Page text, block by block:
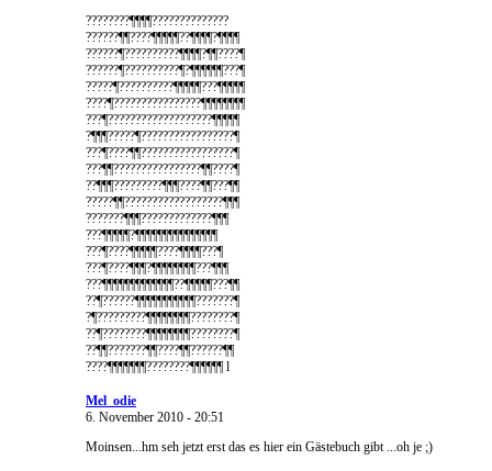
????????¶¶¶¶??????????????
??????¶¶????¶¶¶¶¶??¶¶¶¶?¶¶¶¶
??????¶??????????¶¶¶¶?¶¶????¶
??????¶??????????¶?¶¶¶¶¶¶???¶
?????¶??????????¶¶¶¶¶???¶¶¶¶¶
????¶????????????????¶¶¶¶¶¶¶¶
???¶???????????????????¶¶¶¶¶
?¶¶¶?????¶?????????????????¶
???¶????¶¶?????????????????¶
???¶¶????????????????¶¶????¶
??¶¶¶?????????¶¶¶????¶¶???¶¶
?????¶¶??????????????????¶¶¶
???????¶¶¶?????????????¶¶¶
???¶¶¶¶¶?¶¶¶¶¶¶¶¶¶¶¶¶¶¶¶
???¶????¶¶¶¶¶????¶¶¶¶???¶
???¶????¶¶¶?¶¶¶¶¶¶¶¶???¶¶¶
???¶¶¶¶¶¶¶¶¶¶¶¶¶??¶¶¶¶¶???¶¶
??¶??????¶¶¶¶¶¶¶¶¶¶¶???????¶
?¶?????????¶¶¶¶¶¶¶¶????????¶
??¶????????¶¶¶¶¶¶¶¶????????¶
??¶¶???????¶¶????¶¶??????¶¶
????¶¶¶¶¶¶¶????????¶¶¶¶¶¶ l
Mel_odie
6. November 2010 - 20:51
Moinsen...hm seh jetzt erst das es hier ein Gästebuch gibt ...oh je ;)